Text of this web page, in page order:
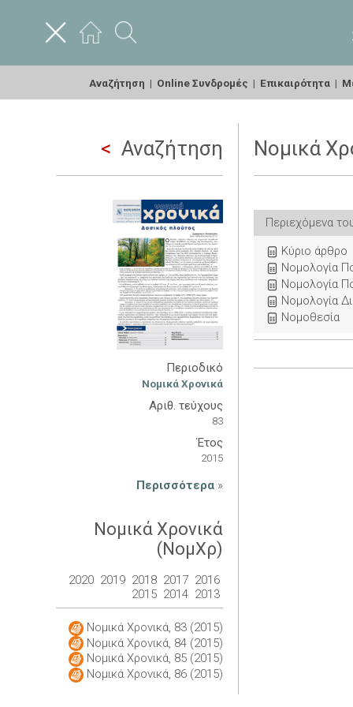
Αναζήτηση | Online Συνδρομές | Επικαιρότητα |
Αναζήτηση
Περιοδικό
Νομικά Χρονικά
Αριθ. τεύχους
83
Έτος
2015
Περισσότερα »
Νομικά Χρονικά
(ΝομΧρ)
2020 2019 2018 2017 2016
2015 2014 2013
Νομικά Χρονικά, 83 (2015)
Νομικά Χρονικά, 84 (2015)
Νομικά Χρονικά, 85 (2015)
Νομικά Χρονικά, 86 (2015)
Νομικά
Περιεχόμενα
Κύριο άρθρο
Νομολογία
Νομολογία
Νομολογία
Νομοθεσία